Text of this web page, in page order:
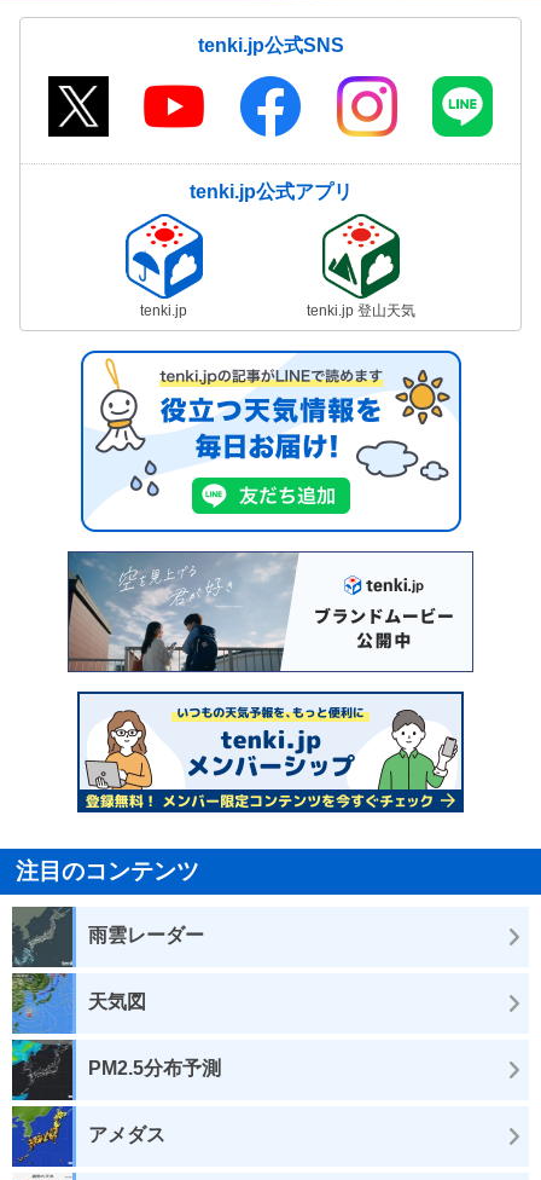
tenki.jp公式SNS
tenki.jp公式アプリ
tenki.jp tenki.jp 登山天気
注目のコンテンツ
雨雲レーダー
天気図
PM2.5分布予測
アメダス